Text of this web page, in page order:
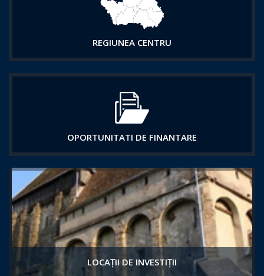
REGIUNEA CENTRU
OPORTUNITATI DE FINANTARE
LOCAȚII DE INVESTIȚII